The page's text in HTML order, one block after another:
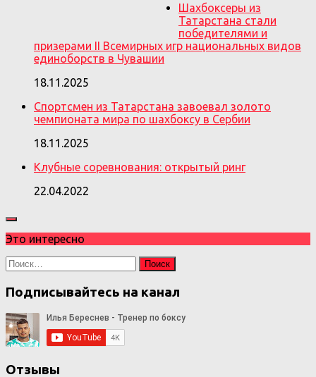
Шахбоксеры из
Татарстана стали
победителями и
призерами II Всемирных игр национальных видов
единоборств в Чувашии
18.11.2025
Спортсмен из Татарстана завоевал золото
чемпионата мира по шахбоксу в Сербии
18.11.2025
Клубные соревнования: открытый ринг
22.04.2022
Это интересно
Найти:
Подписывайтесь на канал
Отзывы